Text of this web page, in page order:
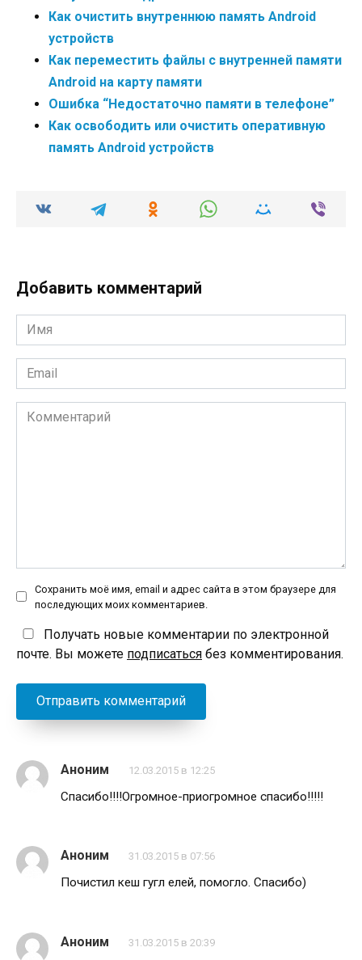
Как очистить внутреннюю память Android
устройств
Как переместить файлы с внутренней памяти
Android на карту памяти
Ошибка “Недостаточно памяти в телефоне”
Как освободить или очистить оперативную
память Android устройств
Добавить комментарий
Имя
*
Email
*
Комментарий
Сохранить моё имя, email и адрес сайта в этом браузере для
последующих моих комментариев.
Получать новые комментарии по электронной
почте. Вы можете подписаться без комментирования.
Аноним 12.03.2015 в 12:25
Спасибо!!!!Огромное-приогромное спасибо!!!!!
Аноним 31.03.2015 в 07:56
Почистил кеш гугл елей, помогло. Спасибо)
Аноним 31.03.2015 в 20:39